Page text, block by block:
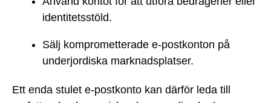
identitetsstöld.
Sälj komprometterade e-postkonton på
underjordiska marknadsplatser.
Ett enda stulet e-postkonto kan därför leda till